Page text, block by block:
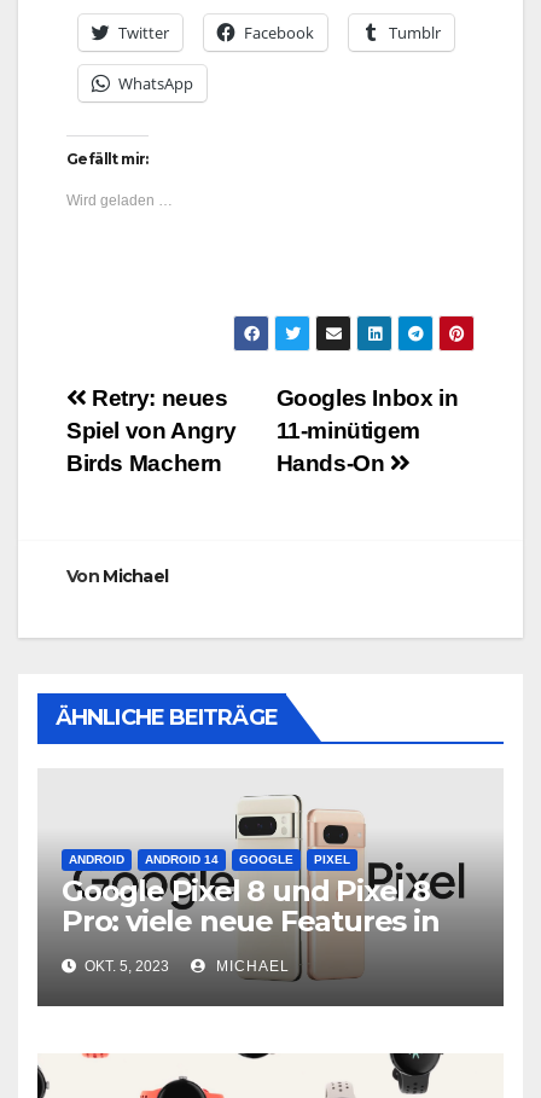
Twitter Facebook Tumblr
WhatsApp
Gefällt mir:
Wird geladen …
Beitragsnavigation
Googles Inbox in
11-minütigem
Hands-On
Retry: neues
Spiel von Angry
Birds Machern
Von Michael
ÄHNLICHE BEITRÄGE
ANDROID ANDROID 14 GOOGLE PIXEL
Google Pixel 8 und Pixel 8
Pro: viele neue Features in
neuer Hardware
OKT. 5, 2023 MICHAEL